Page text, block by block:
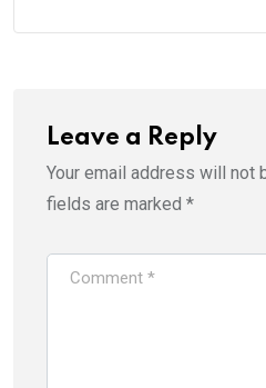
Leave a Reply
Your email address will not
fields are marked *